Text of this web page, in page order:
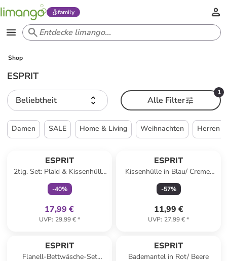
family
Shop
ESPRIT
Beliebtheit
1
Alle Filter
Damen SALE Home & Living Weihnachten Herren
ESPRIT
2tlg. Set: Plaid & Kissenhülle
"Comfy" in Creme
-40%
17,99 €
UVP: 29,99 €*
ESPRIT
Kissenhülle in Blau/ Creme/
Grün
-57%
11,99 €
UVP: 27,99 €*
ESPRIT
Flanell-Bettwäsche-Set
ESPRIT
Bademantel in Rot/ Beere